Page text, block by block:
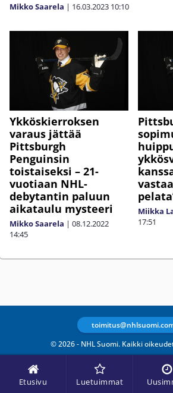
Etusivu Luetuimmat
Mikko Saarela | 16.03.2023 10:10
Ykköskierroksen
varaus jättää
Pittsburgh
Penguinsin
toistaiseksi – 21-
vuotiaan NHL-
debytantin paluun
aikataulu mysteeri
Mikko Saarela | 08.12.2022
14:45
Miikka
17:51
© 2026 - NHL Suomi. Kaikki